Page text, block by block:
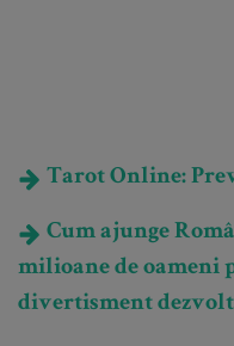
Tarot Online:
Cum ajunge
milioane de oameni
divertisment